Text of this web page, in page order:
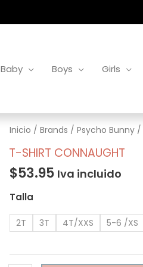
Baby Boys Girls
Inicio / Brands / Psycho Bunny/
T-SHIRT CONNAUGHT
$53.95 Iva incluido
Talla
2T 3T 4T/XXS 5-6 /XS
T-
Shirt
cantidad